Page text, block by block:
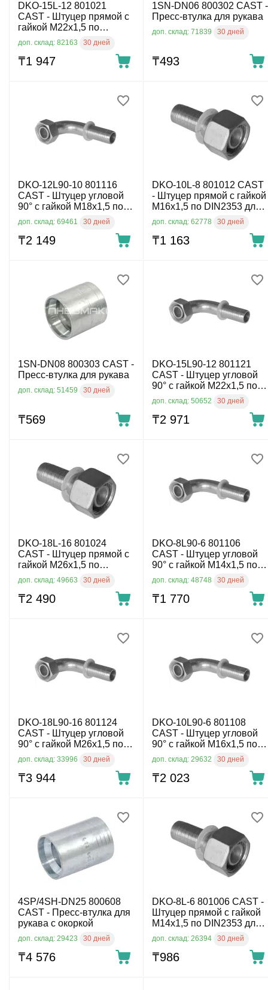
DKO-15L-12 801021
CAST - Штуцер прямой с
гайкой М22х1,5 по
DIN2353 для рукава
DN12, 315 бар
доп. склад: 82163 30 дней
₸1 947
1SN-DN06 800302 CAST -
Пресс-втулка для рукава
доп. склад: 71839 30 дней
₸‍493‍
DKO-12L90-10 801116
CAST - Штуцер угловой
90° с гайкой М18х1,5 по
DIN2353 для рукава
DN10, 315 бар
доп. склад: 69461 30 дней
₸2 149
DKO-10L-8 801012 CAST
- Штуцер прямой с гайкой
М16х1,5 по DIN2353 для
рукава DN8, 315 бар
доп. склад: 62778 30 дней
₸1 163
1SN-DN08 800303 CAST -
Пресс-втулка для рукава
доп. склад: 51459 30 дней
₸‍569‍
DKO-15L90-12 801121
CAST - Штуцер угловой
90° с гайкой М22х1,5 по
DIN2353 для рукава
DN12, 315 бар
доп. склад: 50652 30 дней
₸2 971
DKO-18L-16 801024
CAST - Штуцер прямой с
гайкой М26х1,5 по
DIN2353 для рукава
DN16, 315 бар
доп. склад: 49663 30 дней
₸2 490
DKO-8L90-6 801106
CAST - Штуцер угловой
90° с гайкой М14х1,5 по
DIN2353 для рукава DN6,
315 бар
доп. склад: 48748 30 дней
₸1 770
DKO-18L90-16 801124
CAST - Штуцер угловой
90° с гайкой М26х1,5 по
DIN2353 для рукава
DN16, 315 бар
доп. склад: 33996 30 дней
₸3 944
DKO-10L90-6 801108
CAST - Штуцер угловой
90° с гайкой М16х1,5 по
DIN2353 для рукава DN6,
315 бар
доп. склад: 29632 30 дней
₸2 023
4SP/4SH-DN25 800608
CAST - Пресс-втулка для
рукава с окоркой
доп. склад: 29423 30 дней
₸4 576
DKO-8L-6 801006 CAST -
Штуцер прямой с гайкой
М14х1,5 по DIN2353 для
рукава DN6, 315 бар
доп. склад: 26394 30 дней
₸‍986‍